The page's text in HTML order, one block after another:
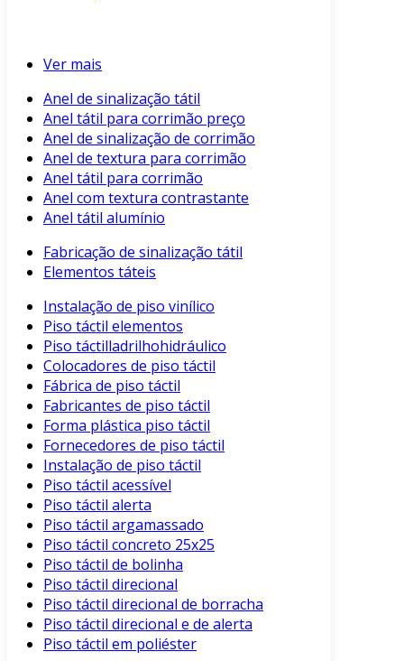
Ver mais
Anel de sinalização tátil
Anel tátil para corrimão preço
Anel de sinalização de corrimão
Anel de textura para corrimão
Anel tátil para corrimão
Anel com textura contrastante
Anel tátil alumínio
Fabricação de sinalização tátil
Elementos táteis
Instalação de piso vinílico
Piso táctil elementos
Piso táctilladrilhohidráulico
Colocadores de piso táctil
Fábrica de piso táctil
Fabricantes de piso táctil
Forma plástica piso táctil
Fornecedores de piso táctil
Instalação de piso táctil
Piso táctil acessível
Piso táctil alerta
Piso táctil argamassado
Piso táctil concreto 25x25
Piso táctil de bolinha
Piso táctil direcional
Piso táctil direcional de borracha
Piso táctil direcional e de alerta
Piso táctil em poliéster